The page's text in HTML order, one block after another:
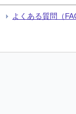
よくある質問（